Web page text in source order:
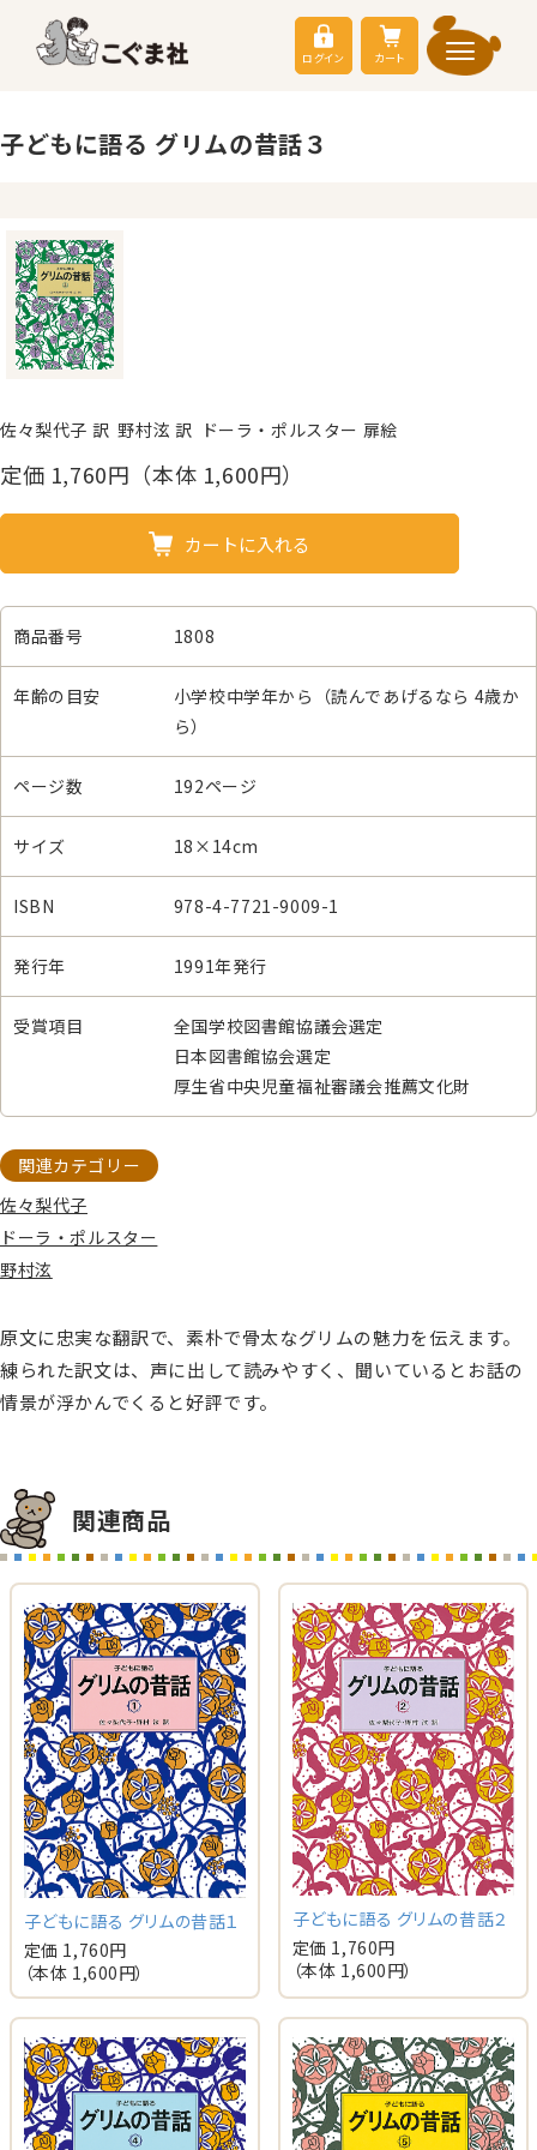
ログイン カート
子どもに語る グリムの昔話３
佐々梨代子 訳 野村泫 訳 ドーラ・ポルスター 扉絵
定価 1,760円（本体 1,600円）
カートに入れる
商品番号 1808
年齢の目安
小学校中学年から（読んであげるなら 4歳か
ら）
ページ数 192ページ
サイズ 18×14cm
ISBN 978-4-7721-9009-1
発行年 1991年発行
受賞項目
全国学校図書館協議会選定
日本図書館協会選定
厚生省中央児童福祉審議会推薦文化財
関連カテゴリー
佐々梨代子
ドーラ・ポルスター
野村泫
原文に忠実な翻訳で、素朴で骨太なグリムの魅力を伝えます。
練られた訳文は、声に出して読みやすく、聞いているとお話の
情景が浮かんでくると好評です。
関連商品
子どもに語る グリムの昔話１
定価 1,760円
（本体 1,600円）
子どもに語る グリムの昔話２
定価 1,760円
（本体 1,600円）